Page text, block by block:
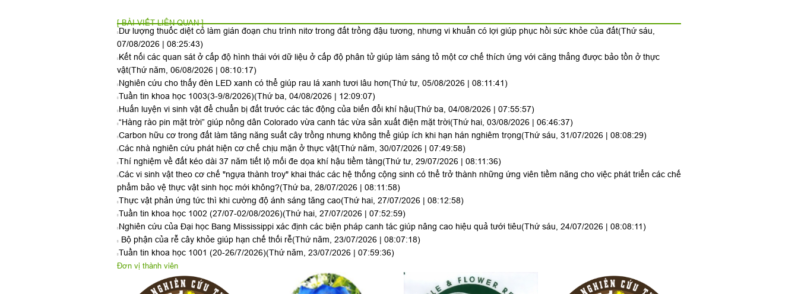
[ BÀI VIẾT LIÊN QUAN ]
Dư lượng thuốc diệt cỏ làm gián đoạn chu trình nitơ trong đất trồng đậu tương, nhưng vi khuẩn có lợi giúp phục hồi sức khỏe của đất(Thứ sáu,
07/08/2026 | 08:25:43)
Kết nối các quan sát ở cấp độ hình thái với dữ liệu ở cấp độ phân tử giúp làm sáng tỏ một cơ chế thích ứng với căng thẳng được bảo tồn ở thực
vật(Thứ năm, 06/08/2026 | 08:10:17)
Nghiên cứu cho thấy đèn LED xanh có thể giúp rau lá xanh tươi lâu hơn(Thứ tư, 05/08/2026 | 08:11:41)
Tuần tin khoa học 1003(3-9/8/2026)(Thứ ba, 04/08/2026 | 12:09:07)
Huấn luyện vi sinh vật để chuẩn bị đất trước các tác động của biến đổi khí hậu(Thứ ba, 04/08/2026 | 07:55:57)
“Hàng rào pin mặt trời” giúp nông dân Colorado vừa canh tác vừa sản xuất điện mặt trời(Thứ hai, 03/08/2026 | 06:46:37)
Carbon hữu cơ trong đất làm tăng năng suất cây trồng nhưng không thể giúp ích khi hạn hán nghiêm trọng(Thứ sáu, 31/07/2026 | 08:08:29)
Các nhà nghiên cứu phát hiện cơ chế chịu mặn ở thực vật(Thứ năm, 30/07/2026 | 07:49:58)
Thí nghiệm về đất kéo dài 37 năm tiết lộ mối đe dọa khí hậu tiềm tàng(Thứ tư, 29/07/2026 | 08:11:36)
Các vi sinh vật theo cơ chế "ngựa thành troy" khai thác các hệ thống cộng sinh có thể trở thành những ứng viên tiềm năng cho việc phát triển các chế
phẩm bảo vệ thực vật sinh học mới không?(Thứ ba, 28/07/2026 | 08:11:58)
Thực vật phản ứng tức thì khi cường độ ánh sáng tăng cao(Thứ hai, 27/07/2026 | 08:12:58)
Tuần tin khoa học 1002 (27/07-02/08/2026)(Thứ hai, 27/07/2026 | 07:52:59)
Nghiên cứu của Đại học Bang Mississippi xác định các biện pháp canh tác giúp nâng cao hiệu quả tưới tiêu(Thứ sáu, 24/07/2026 | 08:08:11)
Bộ phận của rễ cây khỏe giúp hạn chế thối rễ(Thứ năm, 23/07/2026 | 08:07:18)
Tuần tin khoa học 1001 (20-26/7/2026)(Thứ năm, 23/07/2026 | 07:59:36)
Đơn vị thành viên